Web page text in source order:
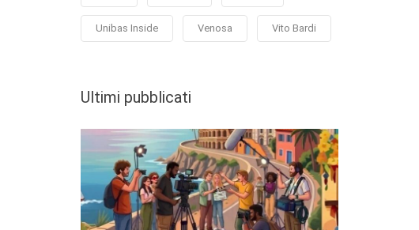
Unibas Inside Venosa Vito Bardi
Ultimi pubblicati